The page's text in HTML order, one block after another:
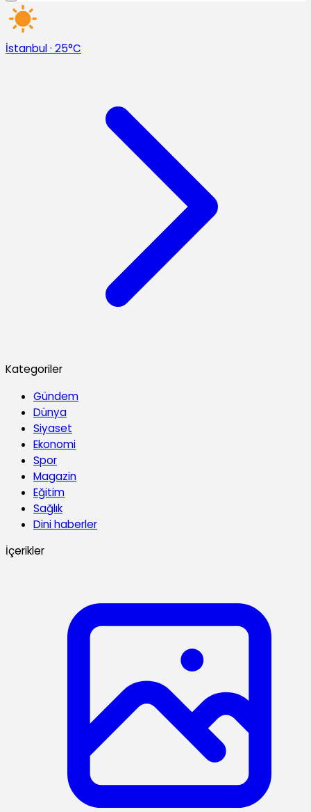
İstanbul· 25°C
Kategoriler
Gündem
Dünya
Siyaset
Ekonomi
Spor
Magazin
Eğitim
Sağlık
Dini haberler
İçerikler